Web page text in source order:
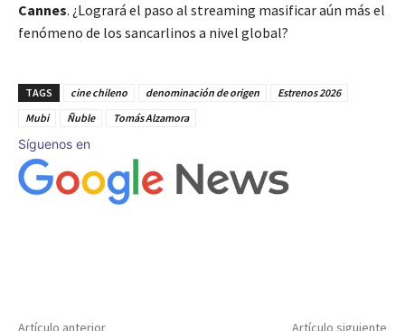
Cannes. ¿Logrará el paso al streaming masificar aún más el
fenómeno de los sancarlinos a nivel global?
TAGS cine chileno denominación de origen
Estrenos 2026
Mubi
Ñuble Tomás Alzamora
Síguenos en
Artículo anterior Artículo siguiente